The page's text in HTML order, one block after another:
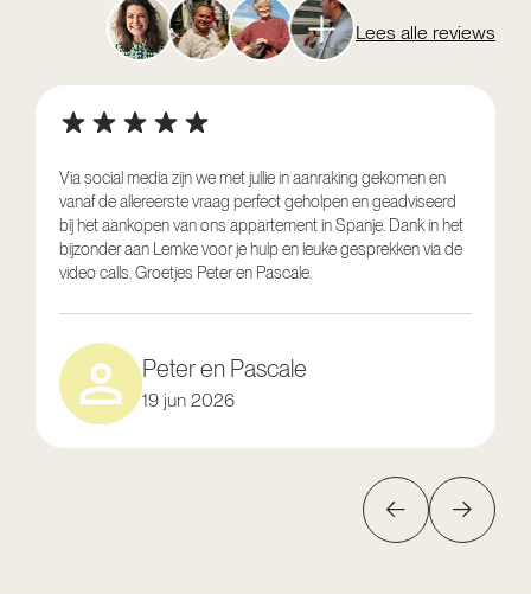
Lees alle reviews
Via social media zijn we met jullie in aanraking gekomen en
vanaf de allereerste vraag perfect geholpen en geadviseerd
bij het aankopen van ons appartement in Spanje. Dank in het
bijzonder aan Lemke voor je hulp en leuke gesprekken via de
video calls. Groetjes Peter en Pascale.
Peter en Pascale
19 jun 2026